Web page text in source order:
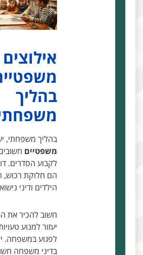
אילוצים
משפטיים
בהליך
משפחתי
בהליך משפחתי, יש
משפטייםחשובים. הם
לקבוע הסדרים.
הם חלוקת רכוש, חינוך
הילדים ודיני נישואין
חשוב להכיר את החוק.
יעזור למנוע טעויות
לפגוע במשפחה. ידע
בדיני משפחה חשוב לכל